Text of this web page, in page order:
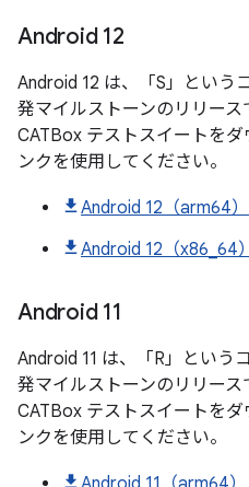
Android 12
Android 12 は、「S」という
発マイルストーンのリリース
CATBox テストスイートを
ンクを使用してください。
Android 12（arm64）
Android 12（x86_64）
Android 11
Android 11 は、「R」という
発マイルストーンのリリース
CATBox テストスイートを
ンクを使用してください。